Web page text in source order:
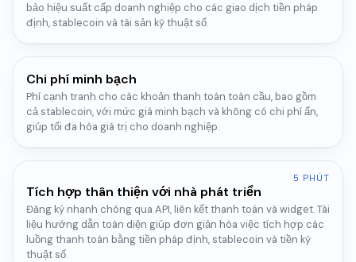
bảo hiệu suất cấp doanh nghiệp cho các giao dịch tiền pháp
định, stablecoin và tài sản kỹ thuật số.
Chi phí minh bạch
Phí cạnh tranh cho các khoản thanh toán toàn cầu, bao gồm
cả stablecoin, với mức giá minh bạch và không có chi phí ẩn,
giúp tối đa hóa giá trị cho doanh nghiệp.
5 PHÚT
Tích hợp thân thiện với nhà phát triển
Đăng ký nhanh chóng qua API, liên kết thanh toán và widget. Tài
liệu hướng dẫn toàn diện giúp đơn giản hóa việc tích hợp các
luồng thanh toán bằng tiền pháp định, stablecoin và tiền kỹ
thuật số.